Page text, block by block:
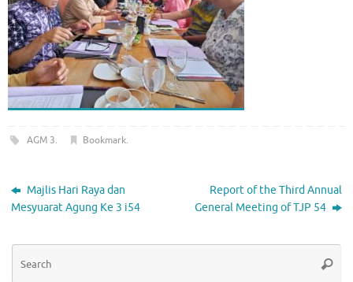
AGM 3. Bookmark.
Majlis Hari Raya dan
Mesyuarat Agung Ke 3 i54
Report of the Third Annual
General Meeting of TJP 54